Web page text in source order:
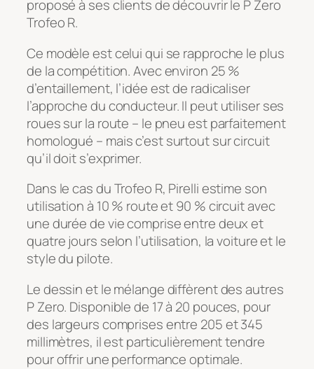
proposé à ses clients de découvrir le P Zero
Trofeo R.
Ce modèle est celui qui se rapproche le plus
de la compétition. Avec environ 25 %
d’entaillement, l’idée est de radicaliser
l’approche du conducteur. Il peut utiliser ses
roues sur la route – le pneu est parfaitement
homologué – mais c’est surtout sur circuit
qu’il doit s’exprimer.
Dans le cas du Trofeo R, Pirelli estime son
utilisation à 10 % route et 90 % circuit avec
une durée de vie comprise entre deux et
quatre jours selon l’utilisation, la voiture et le
style du pilote.
Le dessin et le mélange diffèrent des autres
P Zero. Disponible de 17 à 20 pouces, pour
des largeurs comprises entre 205 et 345
millimètres, il est particulièrement tendre
pour offrir une performance optimale.